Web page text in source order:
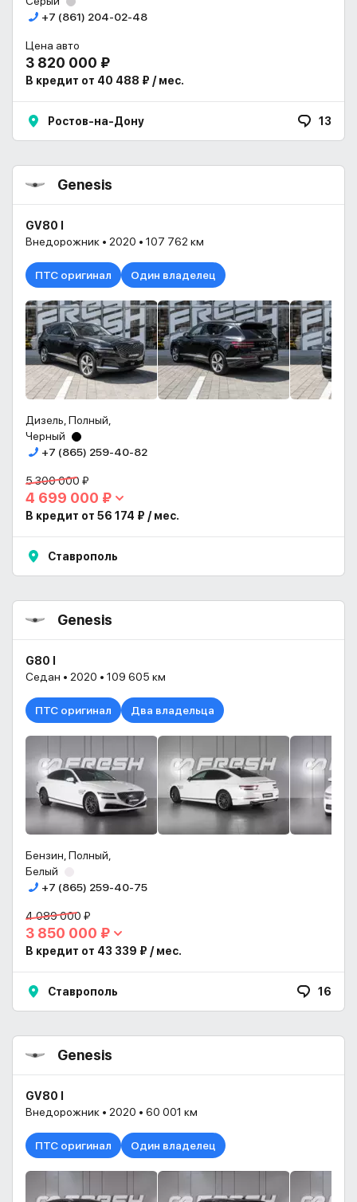
+7 (861) 204-02-48
Цена авто
3 820 000 ₽
В кредит от 40 488 ₽ / мес.
Ростов-на-Дону 13
Genesis
GV80 I
Внедорожник • 2020 • 107 762 км
ПТС оригинал Один владелец
Дизель, Полный,
Черный
+7 (865) 259-40-82
5 300 000 ₽
4 699 000 ₽
В кредит от 56 174 ₽ / мес.
Ставрополь
Genesis
G80 I
Седан • 2020 • 109 605 км
ПТС оригинал Два владельца
Бензин, Полный,
Белый
+7 (865) 259-40-75
4 089 000 ₽
3 850 000 ₽
В кредит от 43 339 ₽ / мес.
Ставрополь 16
Genesis
GV80 I
Внедорожник • 2020 • 60 001 км
ПТС оригинал Один владелец